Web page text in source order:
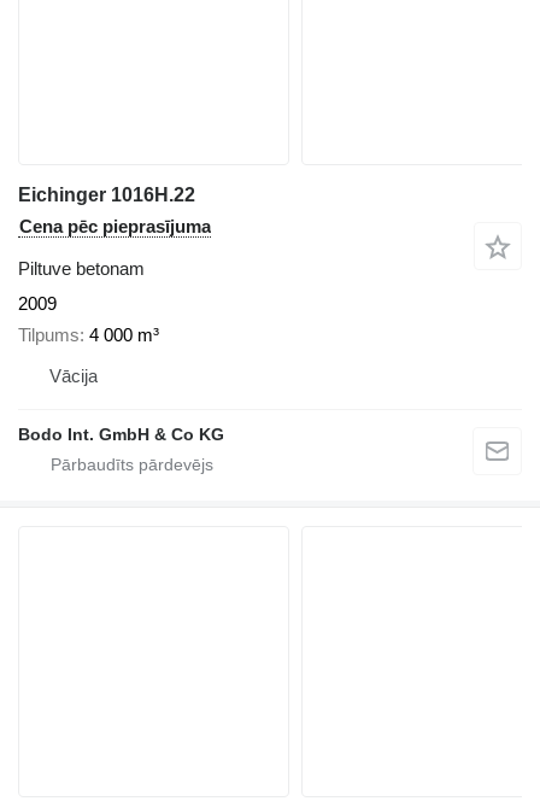
Eichinger 1016H.22
Cena pēc pieprasījuma
Piltuve betonam
2009
Tilpums 4 000 m³
Vācija
Bodo Int. GmbH & Co KG